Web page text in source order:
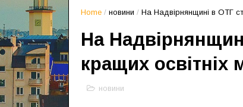
Home / новини / На Надвірнянщині в ОТГ
На
кращих освітніх
новини